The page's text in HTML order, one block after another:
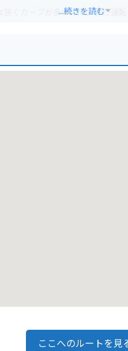
くカーブが多いので、徐行運
...続きを読む
ここへのルートを見